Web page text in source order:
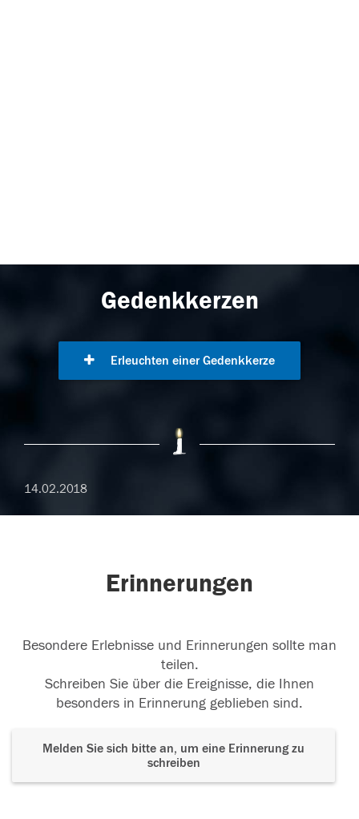
Gedenkkerzen
Erleuchten einer Gedenkkerze
14.02.2018
Erinnerungen
Besondere Erlebnisse und Erinnerungen sollte man
teilen.
Schreiben Sie über die Ereignisse, die Ihnen
besonders in Erinnerung geblieben sind.
Melden Sie sich bitte an, um eine Erinnerung zu
schreiben